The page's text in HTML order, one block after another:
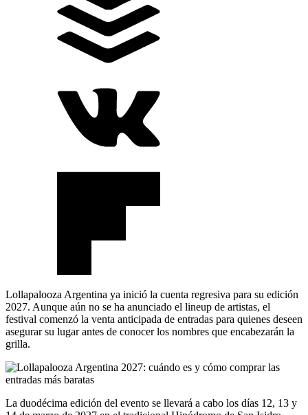
Lollapalooza Argentina ya inició la cuenta regresiva para su edición
2027. Aunque aún no se ha anunciado el lineup de artistas, el
festival comenzó la venta anticipada de entradas para quienes deseen
asegurar su lugar antes de conocer los nombres que encabezarán la
grilla.
La duodécima edición del evento se llevará a cabo los días 12, 13 y